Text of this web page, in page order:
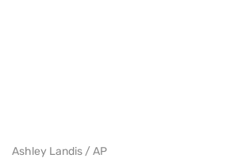
Ashley Landis / AP